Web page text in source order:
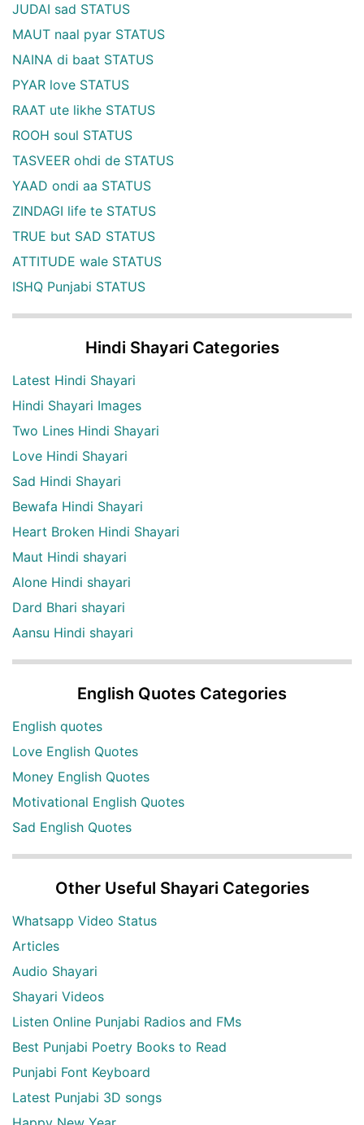
JUDAI sad STATUS
MAUT naal pyar STATUS
NAINA di baat STATUS
PYAR love STATUS
RAAT ute likhe STATUS
ROOH soul STATUS
TASVEER ohdi de STATUS
YAAD ondi aa STATUS
ZINDAGI life te STATUS
TRUE but SAD STATUS
ATTITUDE wale STATUS
ISHQ Punjabi STATUS
Hindi Shayari Categories
Latest Hindi Shayari
Hindi Shayari Images
Two Lines Hindi Shayari
Love Hindi Shayari
Sad Hindi Shayari
Bewafa Hindi Shayari
Heart Broken Hindi Shayari
Maut Hindi shayari
Alone Hindi shayari
Dard Bhari shayari
Aansu Hindi shayari
English Quotes Categories
English quotes
Love English Quotes
Money English Quotes
Motivational English Quotes
Sad English Quotes
Other Useful Shayari Categories
Whatsapp Video Status
Articles
Audio Shayari
Shayari Videos
Listen Online Punjabi Radios and FMs
Best Punjabi Poetry Books to Read
Punjabi Font Keyboard
Latest Punjabi 3D songs